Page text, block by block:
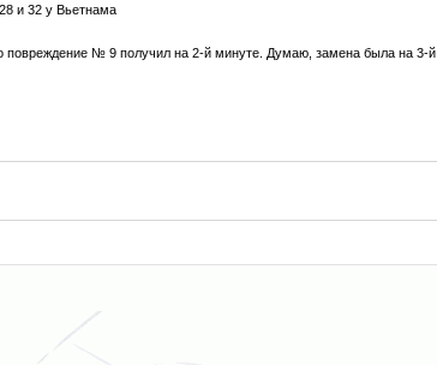
и 32 у Вьетнама
№ 9 получил на 2-й минуте. Думаю, замена была на 3-й